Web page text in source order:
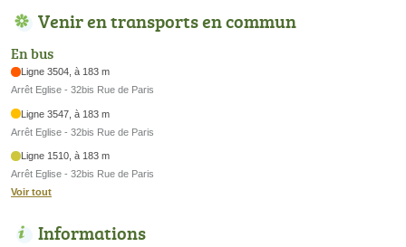
Venir en transports en commun
En bus
Ligne 3504, à 183 m
Arrêt Eglise - 32bis Rue de Paris
Ligne 3547, à 183 m
Arrêt Eglise - 32bis Rue de Paris
Ligne 1510, à 183 m
Arrêt Eglise - 32bis Rue de Paris
Voir tout
Informations